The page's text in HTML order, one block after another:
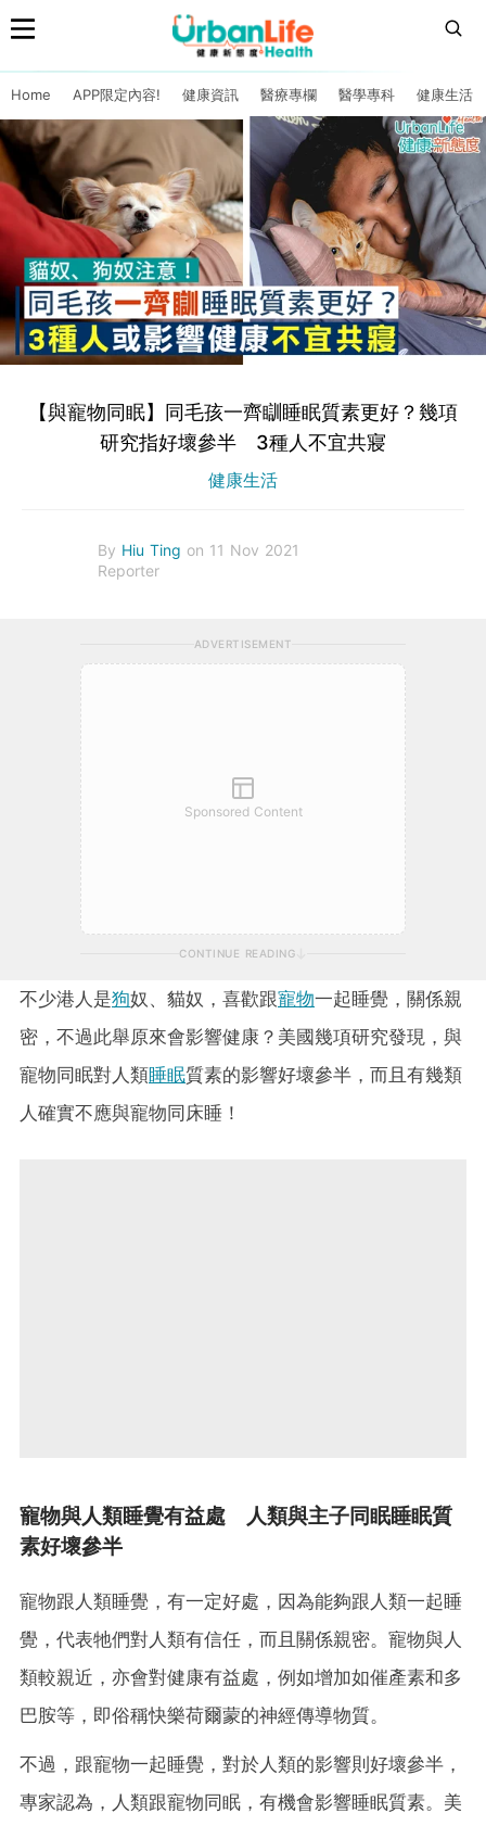
Home APP限定內容! 健康資訊 醫療專欄 醫學專科 健康生活
【與寵物同眠】同毛孩一齊瞓睡眠質素更好？幾項
研究指好壞參半 3種人不宜共寢
健康生活
By Hiu Ting on 11 Nov 2021
Reporter
ADVERTISEMENT
Sponsored Content
CONTINUE READING
不少港人是狗奴、貓奴，喜歡跟寵物一起睡覺，關係親
密，不過此舉原來會影響健康？美國幾項研究發現，與
寵物同眠對人類睡眠質素的影響好壞參半，而且有幾類
人確實不應與寵物同床睡！
寵物與人類睡覺有益處 人類與主子同眠睡眠質
素好壞參半
寵物跟人類睡覺，有一定好處，因為能夠跟人類一起睡
覺，代表牠們對人類有信任，而且關係親密。寵物與人
類較親近，亦會對健康有益處，例如增加如催產素和多
巴胺等，即俗稱快樂荷爾蒙的神經傳導物質。
不過，跟寵物一起睡覺，對於人類的影響則好壞參半，
專家認為，人類跟寵物同眠，有機會影響睡眠質素。美